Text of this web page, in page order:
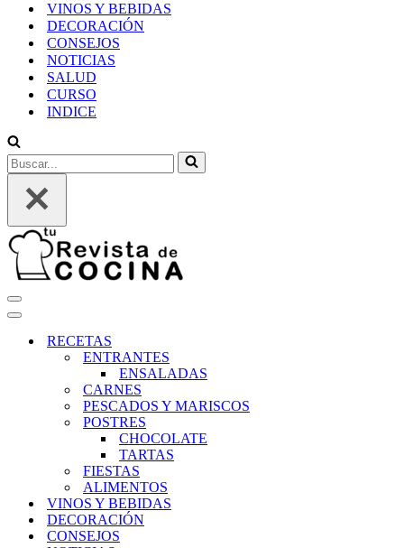
VINOS Y BEBIDAS
DECORACIÓN
CONSEJOS
NOTICIAS
SALUD
CURSO
INDICE
Buscar...
Menú
de
Menú
navegaciónRECETAS
ENTRANTES
ENSALADAS
CARNES
PESCADOS Y MARISCOS
POSTRES
CHOCOLATE
TARTAS
FIESTAS
ALIMENTOS
VINOS Y BEBIDAS
DECORACIÓN
CONSEJOS